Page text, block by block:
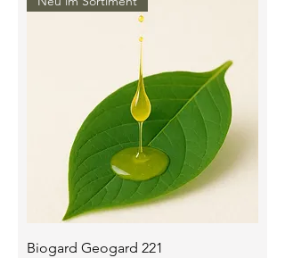
Biogard Geogard 221